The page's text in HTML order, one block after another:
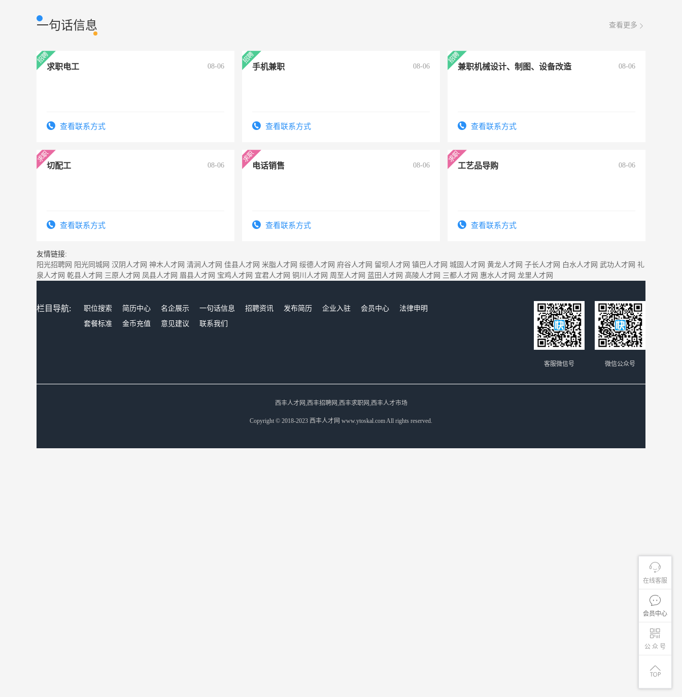
在线客服
会员中心
公 众 号
一句话信息 查看更多
求职电工 08-06
查看联系方式
手机兼职 08-06
查看联系方式
兼职机械设计、制图、设备改造 08-06
查看联系方式
切配工 08-06
查看联系方式
电话销售 08-06
查看联系方式
工艺品导购 08-06
查看联系方式
友情链接:
阳光招聘网 阳光同城网 汉阴人才网 神木人才网 清涧人才网 佳县人才网 米脂人才网 绥德人才网 府谷人才网 留坝人才网 镇巴人才网 城固人才网 黄龙人才网 子长人才网 白水人才网 武功人才网 礼
泉人才网 乾县人才网 三原人才网 凤县人才网 眉县人才网 宝鸡人才网 宜君人才网 铜川人才网 周至人才网 蓝田人才网 高陵人才网 三都人才网 惠水人才网 龙里人才网
栏目导航: 职位搜索 简历中心 名企展示 一句话信息 招聘资讯 发布简历 企业入驻 会员中心
法律申明
套餐标准
金币充值 意见建议 联系我们
微信公众号
客服微信号
西丰人才网,西丰招聘网,西丰求职网,西丰人才市场
Copyright © 2018-2023 西丰人才网 www.ytoskal.com All rights reserved.